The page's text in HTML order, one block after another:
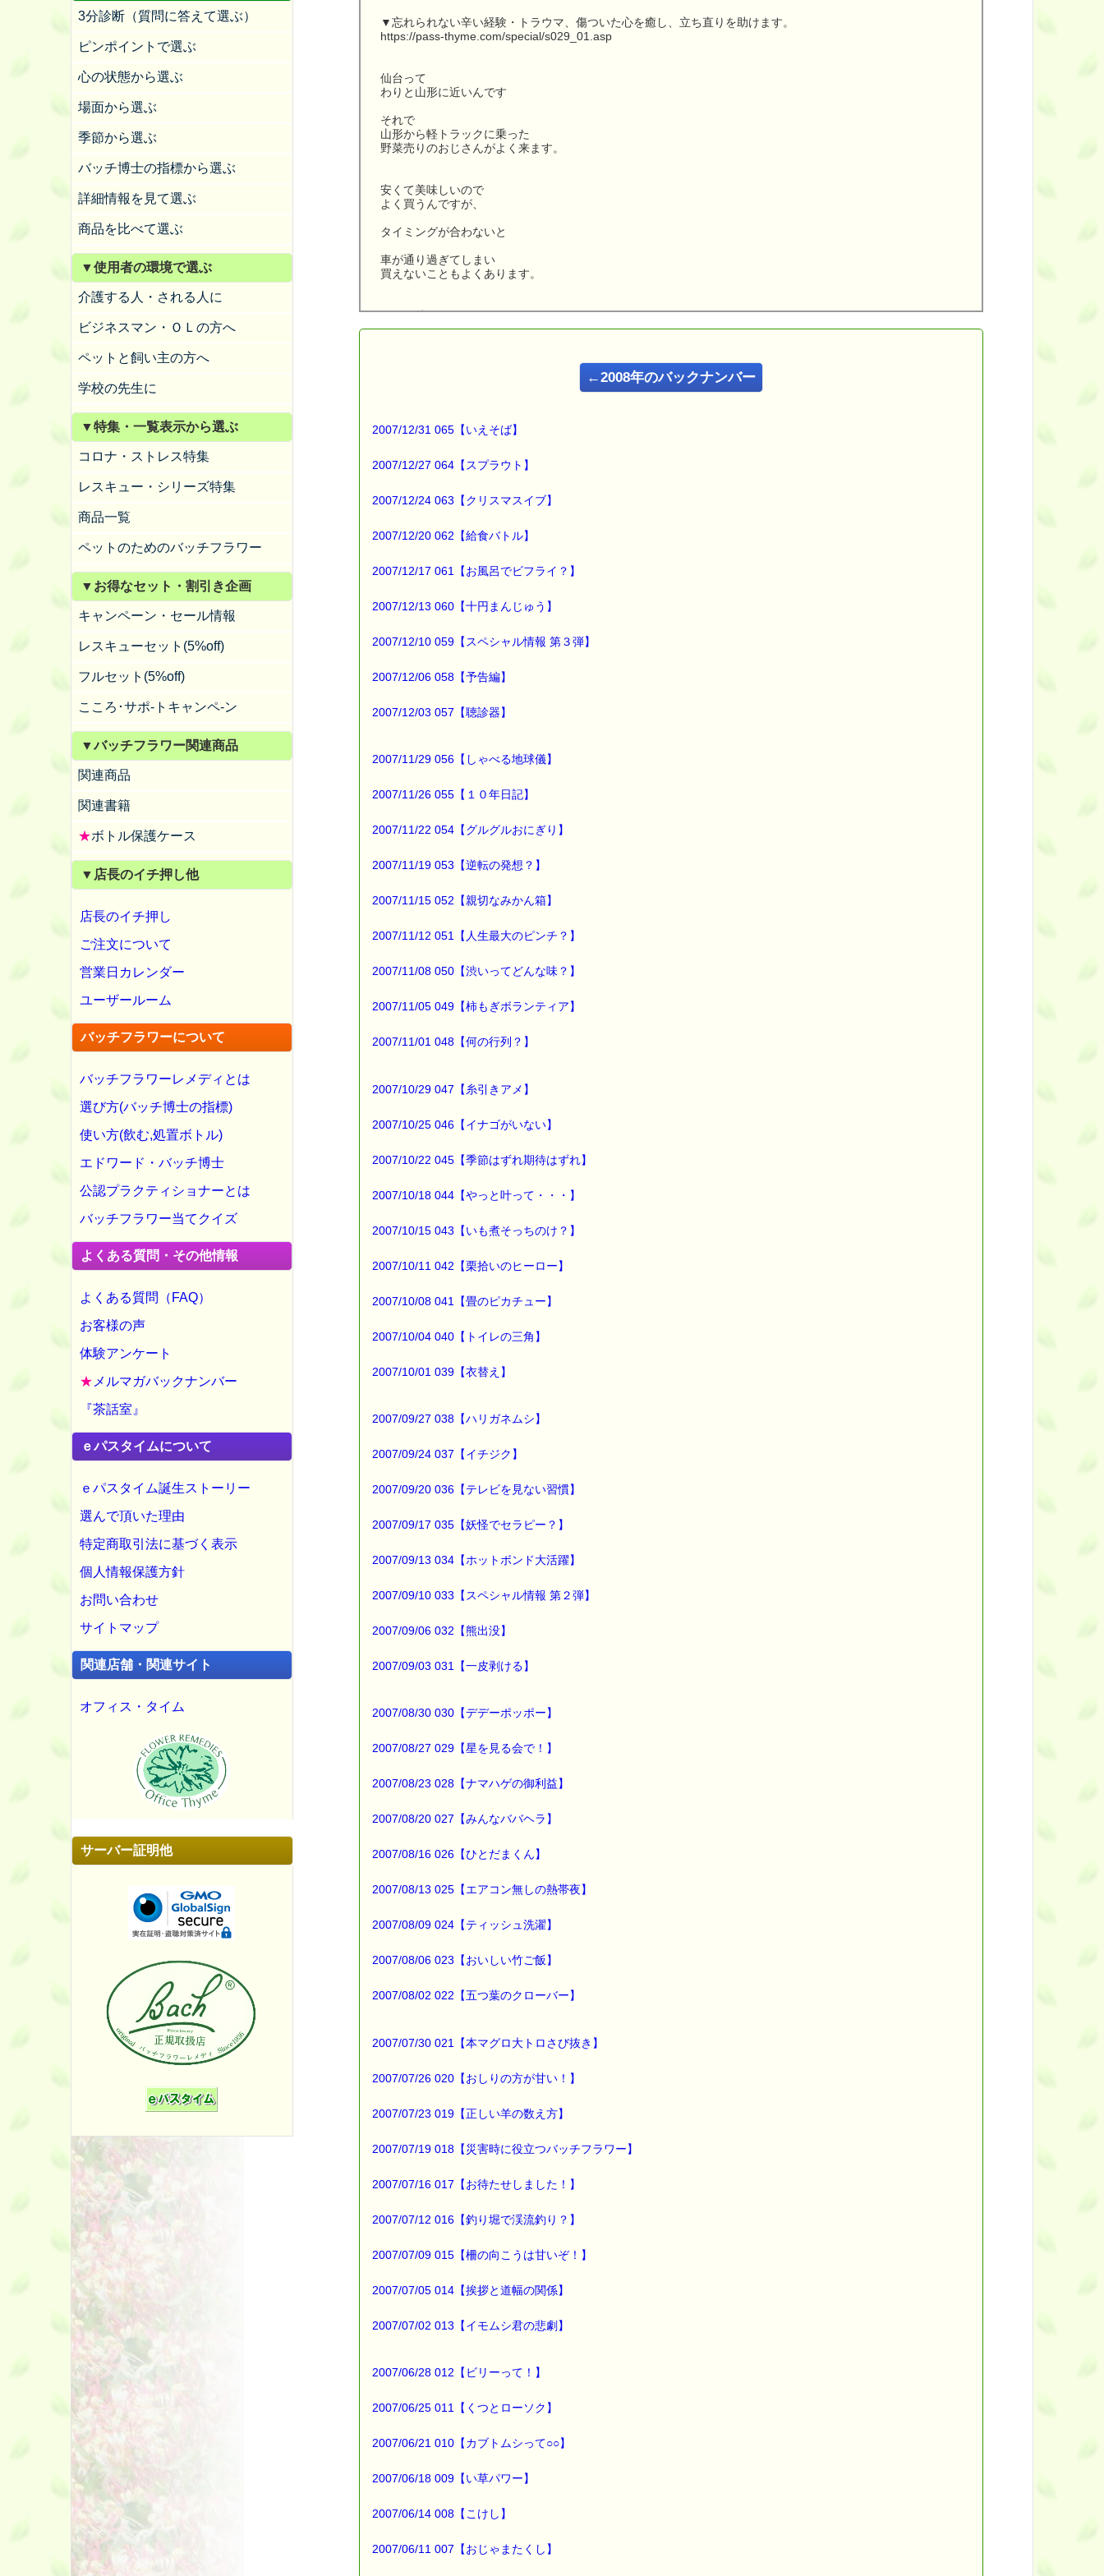
3分診断（質問に答えて選ぶ）
ピンポイントで選ぶ
心の状態から選ぶ
場面から選ぶ
季節から選ぶ
バッチ博士の指標から選ぶ
詳細情報を見て選ぶ
商品を比べて選ぶ
▼使用者の環境で選ぶ
介護する人・される人に
ビジネスマン・ＯＬの方へ
ペットと飼い主の方へ
学校の先生に
▼特集・一覧表示から選ぶ
コロナ・ストレス特集
レスキュー・シリーズ特集
商品一覧
ペットのためのバッチフラワー
▼お得なセット・割引き企画
キャンペーン・セール情報
レスキューセット(5%off)
フルセット(5%off)
こころ･サポ-トキャンペ-ン
▼バッチフラワー関連商品
関連商品
関連書籍
★ボトル保護ケース
▼店長のイチ押し他
店長のイチ押し
ご注文について
営業日カレンダー
ユーザールーム
バッチフラワーについて
バッチフラワーレメディとは
選び方(バッチ博士の指標)
使い方(飲む,処置ボトル)
エドワード・バッチ博士
公認プラクティショナーとは
バッチフラワー当てクイズ
よくある質問・その他情報
よくある質問（FAQ）
お客様の声
体験アンケート
★ メルマガバックナンバー
『茶話室』
ｅパスタイムについて
ｅパスタイム誕生ストーリー
選んで頂いた理由
特定商取引法に基づく表示
個人情報保護方針
お問い合わせ
サイトマップ
関連店舗・関連サイト
オフィス・タイム
サーバー証明他
▼忘れられない辛い経験・トラウマ、傷ついた心を癒し、立ち直りを助けます。
https://pass-thyme.com/special/s029_01.asp
仙台って
わりと山形に近いんです
それで
山形から軽トラックに乗った
野菜売りのおじさんがよく来ます。
安くて美味しいので
よく買うんですが、
タイミングが合わないと
車が通り過ぎてしまい
買えないこともよくあります。
そんな時は、
スーパの駐車場にテントを張って
キャベツや白菜に付いている
とんでもない災難に襲われたんです。
ｅパスタイム店長の
━━━━━━━━━━━━━━━━━━━━━━━━━━━━━━━━━
【イモムシ君の悲劇】
一目で虫食いとわかりました。
内側の葉だけ使うことにしました。
２枚程はがした内側の葉は
夕食の味噌汁に入れました。
そして
子供が
と叫んだんです。
何事かと思い
とっても小さなイモムシ君が３匹
皆の味噌汁にも浮いていました。
味噌汁の出汁になってたようです・・・・・
白菜に付いてた虫はこれです
出汁になってしまったイモムシ君には
悲劇でしたが、
我が家の子供にとっても
ならなければ良いんですが
強いショックを受けたときには、これが役に立ちます。
■本日のオススメ情報 ━━━━━━━━━━━━━━━━━━━━☆
忘れられない辛い経験や、傷ついた心を癒し、立ち直りを助けてくれます。
自分に自信を持ち、積極的になれる手助けをします。
▼過去のオススメ情報
問題の味噌汁は
浮いたイモムシ君を取り除き、
イモムシ君の出汁が効いたせいか
子供には
飲ませました。
→https://pass-thyme.com/special/s029_01.asp
お客様からの楽しいご投稿もお待ちしています。
*****@pass-thyme.com
★★★★★★★★★★★★★★★★★★★★★★★★★★★★★★★
有効期限 ：2007/07/09(月)まで
バッチフラワーレメディ・レスキュークリーム１本当毎に
200円（1等）～50円（3等）の範囲内で割引きになります。
当たる確率は（1等：5% 2等：10% 3等：85%）です。
※バッチフラワー関連商品・関連書籍、セット商品は対象外です。
※1度のご購入につき1枚しかご利用いただけません。
→https://pass-thyme.com/info/#coupon
∞∞∞∞∞∞∞∞∞∞∞∞∞∞∞∞∞∞∞∞∞∞∞∞∞∞∞∞∞∞∞∞∞
応募など）していただいたお客様だけにお届けする限定配信メールです。
←2008年のバックナンバー
2007/12/31 065【いえそば】
2007/12/27 064【スプラウト】
2007/12/24 063【クリスマスイブ】
2007/12/20 062【給食バトル】
2007/12/17 061【お風呂でビフライ？】
2007/12/13 060【十円まんじゅう】
2007/12/10 059【スペシャル情報 第３弾】
2007/12/06 058【予告編】
2007/12/03 057【聴診器】
2007/11/29 056【しゃべる地球儀】
2007/11/26 055【１０年日記】
2007/11/22 054【グルグルおにぎり】
2007/11/19 053【逆転の発想？】
2007/11/15 052【親切なみかん箱】
2007/11/12 051【人生最大のピンチ？】
2007/11/08 050【渋いってどんな味？】
2007/11/05 049【柿もぎボランティア】
2007/11/01 048【何の行列？】
2007/10/29 047【糸引きアメ】
2007/10/25 046【イナゴがいない】
2007/10/22 045【季節はずれ期待はずれ】
2007/10/18 044【やっと叶って・・・】
2007/10/15 043【いも煮そっちのけ？】
2007/10/11 042【栗拾いのヒーロー】
2007/10/08 041【畳のピカチュー】
2007/10/04 040【トイレの三角】
2007/10/01 039【衣替え】
2007/09/27 038【ハリガネムシ】
2007/09/24 037【イチジク】
2007/09/20 036【テレビを見ない習慣】
2007/09/17 035【妖怪でセラピー？】
2007/09/13 034【ホットボンド大活躍】
2007/09/10 033【スペシャル情報 第２弾】
2007/09/06 032【熊出没】
2007/09/03 031【一皮剥ける】
2007/08/30 030【デデーポッポー】
2007/08/27 029【星を見る会で！】
2007/08/23 028【ナマハゲの御利益】
2007/08/20 027【みんなババヘラ】
2007/08/16 026【ひとだまくん】
2007/08/13 025【エアコン無しの熱帯夜】
2007/08/09 024【ティッシュ洗濯】
2007/08/06 023【おいしい竹ご飯】
2007/08/02 022【五つ葉のクローバー】
2007/07/30 021【本マグロ大トロさび抜き】
2007/07/26 020【おしりの方が甘い！】
2007/07/23 019【正しい羊の数え方】
2007/07/19 018【災害時に役立つバッチフラワー】
2007/07/16 017【お待たせしました！】
2007/07/12 016【釣り堀で渓流釣り？】
2007/07/09 015【柵の向こうは甘いぞ！】
2007/07/05 014【挨拶と道幅の関係】
2007/07/02 013【イモムシ君の悲劇】
2007/06/28 012【ビリーって！】
2007/06/25 011【くつとローソク】
2007/06/21 010【カブトムシって○○】
2007/06/18 009【い草パワー】
2007/06/14 008【こけし】
2007/06/11 007【おじゃまたくし】